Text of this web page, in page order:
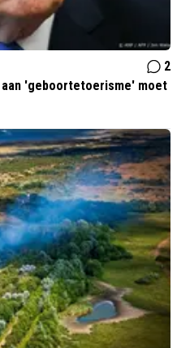
2
'geboortetoerisme' moet